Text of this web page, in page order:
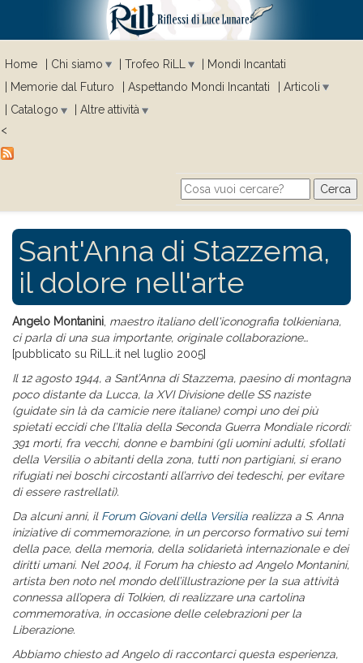
Home Chi siamo Trofeo RiLL
Mondi Incantati
Memorie dal Futuro
Aspettando Mondi Incantati
Articoli
Catalogo
Altre attività
<
Search form
Cerca
Sant'Anna di Stazzema,
il dolore nell'arte
Angelo Montanini maestro italiano dell'iconografia tolkieniana,
ci parla di una sua importante, originale collaborazione…
[pubblicato su RiLL.it nel luglio 2005]
Il 12 agosto 1944, a Sant’Anna di Stazzema, paesino di montagna
poco distante da Lucca, la XVI Divisione delle SS naziste
(guidate sin là da camicie nere italiane) compì uno dei più
spietati eccidi che l’Italia della Seconda Guerra Mondiale ricordi:
391 morti, fra vecchi, donne e bambini (gli uomini adulti, sfollati
della Versilia o abitanti della zona, tutti non partigiani, si erano
rifugiati nei boschi circostanti all’arrivo dei tedeschi, per evitare
di essere rastrellati).
Da alcuni anni, il Forum Giovani della Versilia realizza a S. Anna
iniziative di commemorazione, in un percorso formativo sui temi
della pace, della memoria, della solidarietà internazionale e dei
diritti umani. Nel 2004, il Forum ha chiesto ad Angelo Montanini,
artista ben noto nel mondo dell’illustrazione per la sua attività
connessa all’opera di Tolkien, di realizzare una cartolina
commemorativa, in occasione delle celebrazioni per la
Liberazione.
Abbiamo chiesto ad Angelo di raccontarci questa esperienza,